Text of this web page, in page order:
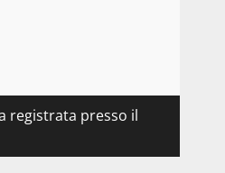
registrata presso il